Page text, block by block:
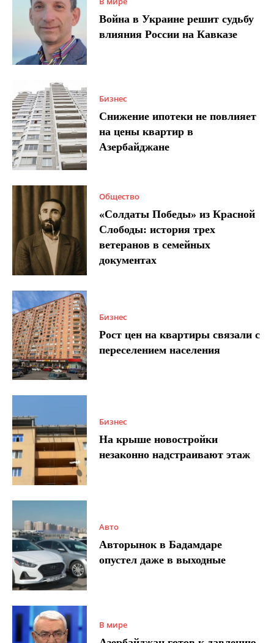
Война в Украине решит судьбу
влияния России на Кавказе
Бизнес
Снижение ипотеки не повлияет
на цены квартир в
Азербайджане
Общество
«Солдаты Победы» из Красной
Слободы: история трех
ветеранов в семейных
документах
Бизнес
Рост цен на квартиры связали с
переселением населения
Бизнес
На крыше новостройки
незаконно надстраивают этаж
Авто
Авторынок в Бадамдаре
опустел даже в выходные
В мире